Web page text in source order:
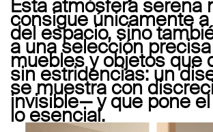
Esta atmósfera serena
consigue únicamente
del espacio, sino
a una selección
muebles y objetos que
sin estridencias: un
se muestra con
invisible— y que pone
lo esencial.